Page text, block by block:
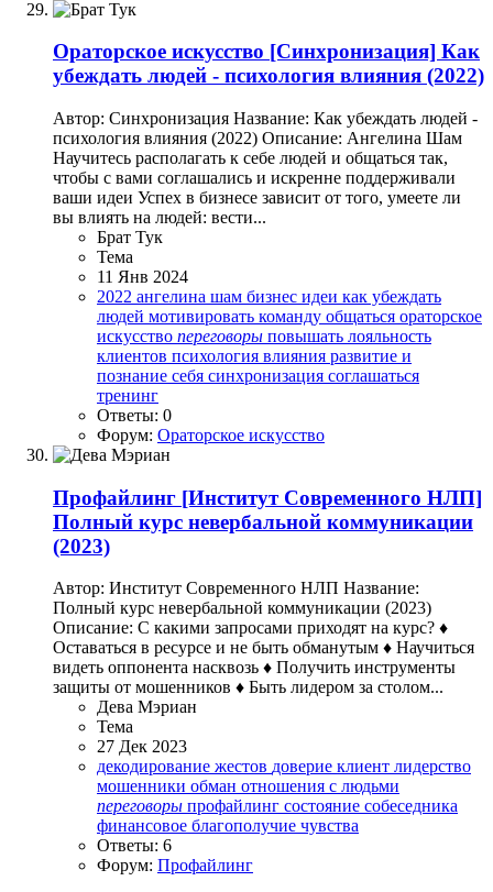
Ораторское искусство [Синхронизация] Как
убеждать людей - психология влияния (2022)
Автор: Синхронизация Название: Как убеждать людей -
психология влияния (2022) Описание: Ангелина Шам
Научитесь располагать к себе людей и общаться так,
чтобы с вами соглашались и искренне поддерживали
ваши идеи Успех в бизнесе зависит от того, умеете ли
вы влиять на людей: вести...
Брат Тук
Тема
11 Янв 2024
2022 ангелина шам бизнес идеи как убеждать
людей мотивировать команду общаться ораторское
искусство переговоры повышать лояльность
клиентов психология влияния развитие и
познание себя синхронизация соглашаться
тренинг
Ответы: 0
Форум: Ораторское искусство
Профайлинг [Институт Современного НЛП]
Полный курс невербальной коммуникации
(2023)
Автор: Институт Современного НЛП Название:
Полный курс невербальной коммуникации (2023)
Описание: С какими запросами приходят на курс? ♦
Оставаться в ресурсе и не быть обманутым ♦ Научиться
видеть оппонента насквозь ♦ Получить инструменты
защиты от мошенников ♦ Быть лидером за столом...
Дева Мэриан
Тема
27 Дек 2023
декодирование жестов доверие клиент лидерство
мошенники обман отношения с людьми
переговоры профайлинг состояние собеседника
финансовое благополучие чувства
Ответы: 6
Форум: Профайлинг